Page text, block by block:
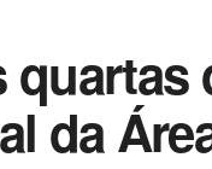
da